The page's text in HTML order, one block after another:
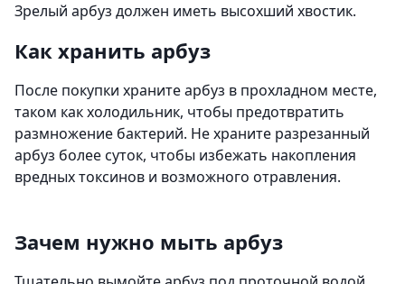
Зрелый арбуз должен иметь высохший хвостик.
Как хранить арбуз
После покупки храните арбуз в прохладном месте,
таком как холодильник, чтобы предотвратить
размножение бактерий. Не храните разрезанный
арбуз более суток, чтобы избежать накопления
вредных токсинов и возможного отравления.
Зачем нужно мыть арбуз